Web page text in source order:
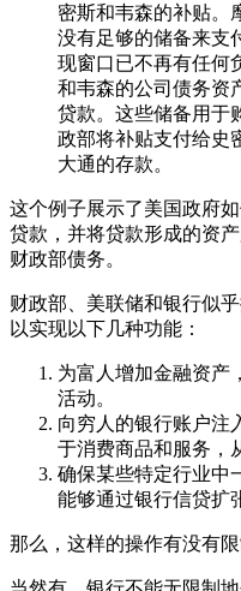
密斯和韦森的补贴。
没有足够的储备来支
现窗口已不再有任何
和韦森的公司债务资
贷款。这些储备用于
政部将补贴支付给史
大通的存款。
这个例子展示了美国政府
贷款，并将贷款形成的资
财政部债务。
财政部、美联储和银行似
以实现以下几种功能：
为富人增加金融资产
活动。
向穷人的银行账户注
于消费商品和服务，
确保某些特定行业中
能够通过银行信贷扩
那么，这样的操作有没有限